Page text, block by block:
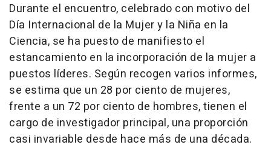
Durante el encuentro, celebrado con motivo del
Día Internacional de la Mujer y la Niña en la
Ciencia, se ha puesto de manifiesto el
estancamiento en la incorporación de la mujer a
puestos líderes. Según recogen varios informes,
se estima que un 28 por ciento de mujeres,
frente a un 72 por ciento de hombres, tienen el
cargo de investigador principal, una proporción
casi invariable desde hace más de una década.